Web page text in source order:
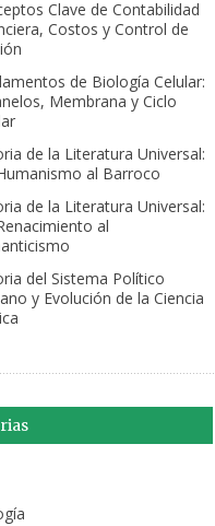
Clave de Contabilidad
Costos y Control de
de Biología Celular:
Membrana y Ciclo
de la Literatura Universal:
al Barroco
de la Literatura Universal:
al
del Sistema Político
y Evolución de la Ciencia